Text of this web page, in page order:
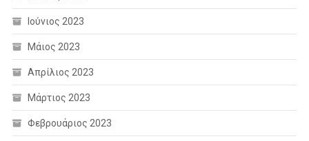
Ιούνιος 2023
Μάιος 2023
Απρίλιος 2023
Μάρτιος 2023
Φεβρουάριος 2023